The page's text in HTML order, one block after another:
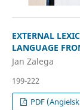
EXTERNAL
LANGUAGE
Jan Zalega
199-222
PDF